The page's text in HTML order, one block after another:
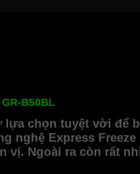
B50BL
lựa chọn tuyệt vời để
nghệ Express
Ngoài ra còn rất